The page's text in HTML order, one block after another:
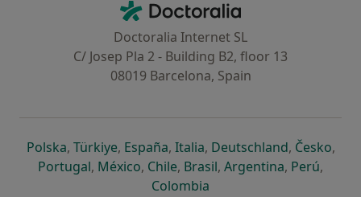
Doctoralia - Página de inicio
Doctoralia Internet SL
C/ Josep Pla 2 - Building B2, floor 13
08019 Barcelona, Spain
Polskase abre en una nueva pestaña
, Türkiyese abre en una nueva pestaña
, Españase abre en una nueva pestaña
, Italiase abre en una nueva
, Deutschlandse abre en
, Českose
,
Portugalse abre en una nueva pestaña
, Méxicose abre en una nueva pestaña
, Chilese abre en una nueva pestaña
, Brasilse abre en una nueva
, Argentinase abre en
, Perúse
,
Colombia